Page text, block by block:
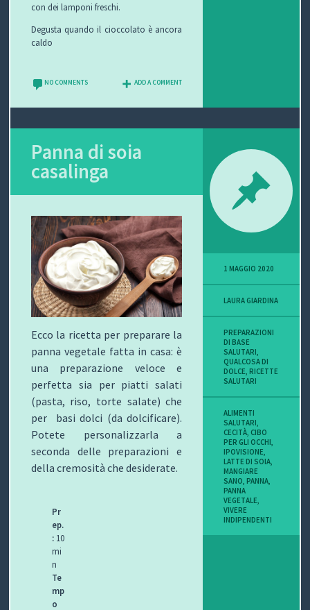
con dei lamponi freschi.
Degusta quando il cioccolato è ancora
caldo
NO COMMENTS ADD A COMMENT
Panna di soia
casalinga
Ecco la ricetta per preparare la
panna vegetale fatta in casa: è
una preparazione veloce e
perfetta sia per piatti salati
(pasta, riso, torte salate) che
per basi dolci (da dolcificare).
Potete personalizzarla a
seconda delle preparazioni e
della cremosità che desiderate.
Pr
ep.
: 10
mi
n
Te
mp
o
1 MAGGIO 2020
LAURA GIARDINA
PREPARAZIONI
DI BASE
SALUTARI,
QUALCOSA DI
DOLCE,RICETTE
SALUTARI
ALIMENTI
SALUTARI,
CECITÀ, CIBO
PER GLI OCCHI,
IPOVISIONE,
LATTE DI SOIA,
MANGIARE
SANO,PANNA,
PANNA
VEGETALE,
VIVERE
INDIPENDENTI